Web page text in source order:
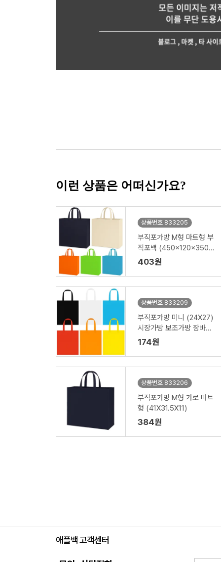
이런 상품은 어떠신가요?
상품번호 833205
부직포가방 M형 마트형 부
직포백 (450x120x350m
m)
403원
상품번호 833209
부직포가방 미니 (24X27)
시장가방 보조가방 장바구
니 // 인쇄제작가능
174원
상품번호 833206
부직포가방 M형 가로 마트
형 (41X31.5X11)
384원
애플백 고객센터